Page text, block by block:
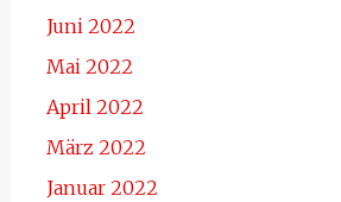
Juni 2022
Mai 2022
April 2022
März 2022
Januar 2022